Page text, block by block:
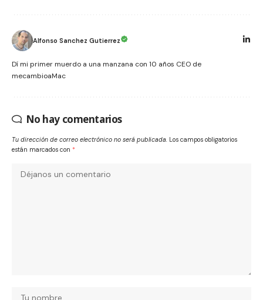
Alfonso Sanchez Gutierrez
Dí mi primer muerdo a una manzana con 10 años CEO de
mecambioaMac
No hay comentarios
Tu dirección de correo electrónico no será publicada. Los campos obligatorios
están marcados con *